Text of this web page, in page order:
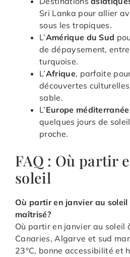
Sri Lanka pour allier
sous les tropiques.
L’Amérique du Sud
de dépaysement,
turquoise.
L’Afrique, parfaite
découvertes
sable.
L’Europe
quelques jours de
proche.
FAQ : Où partir
soleil
Où partir en janvier au
maîtrisé?
Où partir en janvier au soleil
Canaries, Algarve et sud
23°C, bonne accessibilité et